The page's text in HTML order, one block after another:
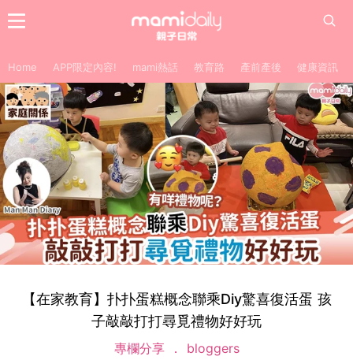
Home APP限定內容! mami熱話 教育路 產前產後 健康資訊
【在家教育】扑扑蛋糕概念聯乘Diy驚喜復活蛋 孩
子敲敲打打尋覓禮物好好玩
專欄分享 bloggers